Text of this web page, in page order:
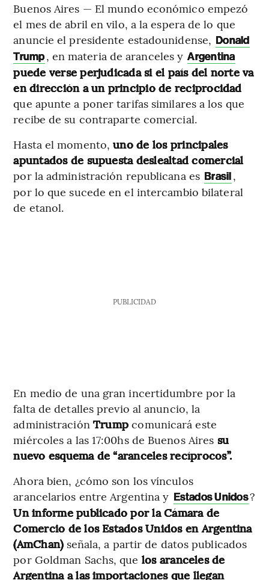
Buenos Aires — El mundo económico empezó
el mes de abril en vilo, a la espera de lo que
anuncie el presidente estadounidense, Donald
Trump, en materia de aranceles y Argentina
puede verse perjudicada si el país del norte va
en dirección a un principio de reciprocidad
que apunte a poner tarifas similares a los que
recibe de su contraparte comercial.
Hasta el momento,uno de los principales
apuntados de supuesta deslealtad comercial
por la administración republicana es Brasil,
por lo que sucede en el intercambio bilateral
de etanol.
PUBLICIDAD
En medio de una gran incertidumbre por la
falta de detalles previo al anuncio, la
administración Trumpcomunicará este
miércoles a las 17:00hs de Buenos Aires su
nuevo esquema de “aranceles recíprocos”.
Ahora bien, ¿cómo son los vínculos
arancelarios entre Argentina y Estados Unidos?
Un informe publicado por la Cámara de
Comercio de los Estados Unidos en Argentina
(AmChan) señala, a partir de datos publicados
por Goldman Sachs, que los aranceles de
Argentina a las importaciones que llegan